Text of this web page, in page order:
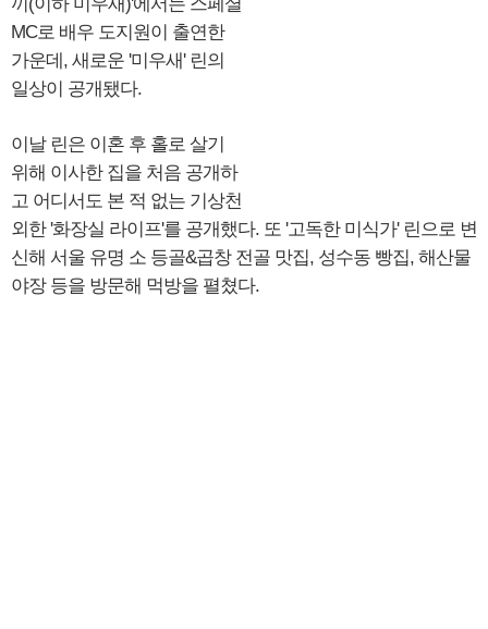
MC로 배우 도지원이 출연한
가운데, 새로운 '미우새' 린의
일상이 공개됐다.
이날 린은 이혼 후 홀로 살기
위해 이사한 집을 처음 공개하
고 어디서도 본 적 없는 기상천
외한 '화장실 라이프'를 공개했다. 또 '고독한 미식가' 린으로 변
신해 서울 유명 소 등골&곱창 전골 맛집, 성수동 빵집, 해산물
야장 등을 방문해 먹방을 펼쳤다.